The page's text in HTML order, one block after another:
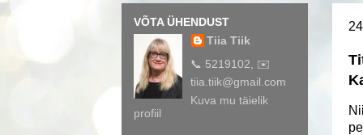
VÕTA ÜHENDUST
Tiia Tiik
📞 5219102, ✉️
tiia.tiik@gmail.com
Kuva mu täielik
profiil